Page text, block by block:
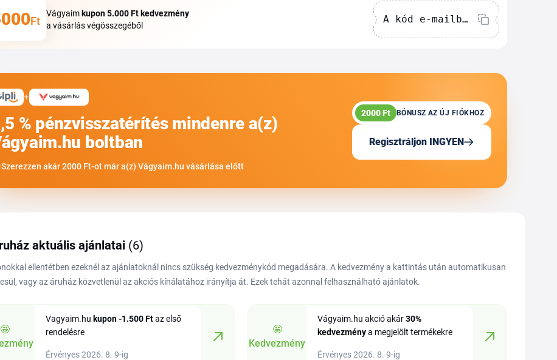
Ft
Vágyaim kupon5.000 Ft kedvezmény
a vásárlás végösszegéből
A kód e-mailben érkezik
aktuális ajánlatai (6)
ellentétben ezeknél az ajánlatoknál nincs szükség kedvezménykód megadására. A kedvezmény a kattintás után automatikusan
vagy az áruház közvetlenül az akciós kínálatához irányítja át. Ezek tehát azonnal felhasználható ajánlatok.
🤩
Vagyaim.hu kupon -1.500 Ftaz első
rendelésre
Érvényes 2026. 8. 9-ig
🤩
Kedvezmény
Vágyaim.hu akció akár30%
kedvezménya megjelölt termékekre
Érvényes 2026. 8. 9-ig
+
% pénzvisszatérítés mindenre a(z)
boltban
Szerezzen akár 2000 Ft-ot már a(z) Vágyaim.hu vásárlása előtt
2000 Ft BÓNUSZ AZ ÚJ FIÓKHOZ
Regisztráljon INGYEN